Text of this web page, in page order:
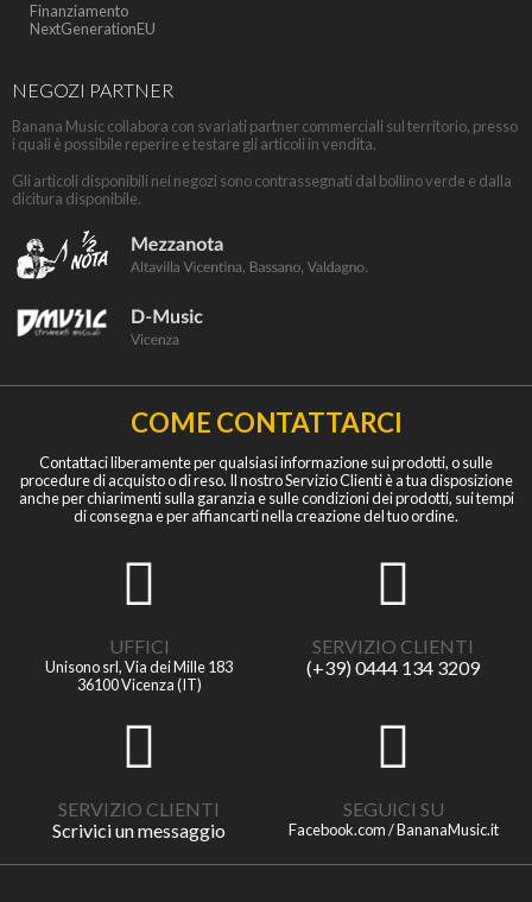
Finanziamento
NextGenerationEU
NEGOZI PARTNER
Banana Music collabora con svariati partner commerciali sul territorio, presso
i quali è possibile reperire e testare gli articoli in vendita.
Gli articoli disponibili nei negozi sono contrassegnati dal bollino verde e dalla
dicitura disponibile.
COME CONTATTARCI
Contattaci liberamente per qualsiasi informazione sui prodotti, o sulle
procedure di acquisto o di reso. Il nostro Servizio Clienti è a tua disposizione
anche per chiarimenti sulla garanzia e sulle condizioni dei prodotti, sui tempi
di consegna e per affiancarti nella creazione del tuo ordine.
UFFICI
Unisono srl, Via dei Mille 183
36100 Vicenza (IT)
SERVIZIO CLIENTI
(+39) 0444 134 3209
SERVIZIO CLIENTI
Scrivici un messaggio
SEGUICI SU
Facebook.com / BananaMusic.it